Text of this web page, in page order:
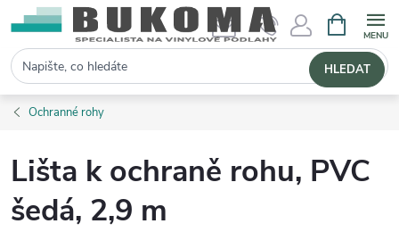
Hledat HLEDAT
Ochranné rohy
Lišta k ochraně rohu, PVC
šedá, 2,9 m